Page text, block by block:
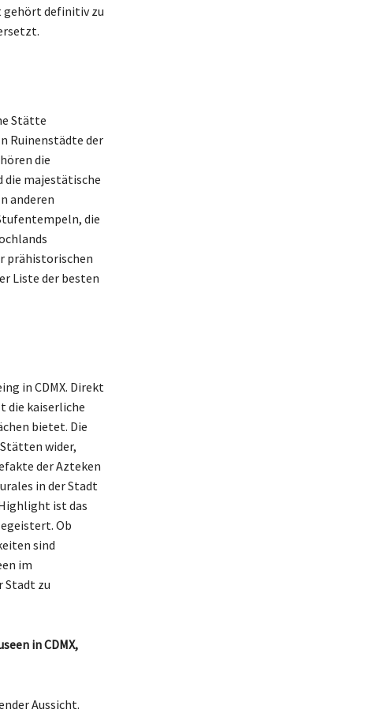
gehört definitiv zu
Stätte
Ruinenstädte der
die
die majestätische
anderen
die
prähistorischen
Liste der besten
in CDMX. Direkt
die kaiserliche
bietet. Die
wider,
der Azteken
in der Stadt
ist das
Ob
sind
im
Stadt zu
in CDMX,
Aussicht.